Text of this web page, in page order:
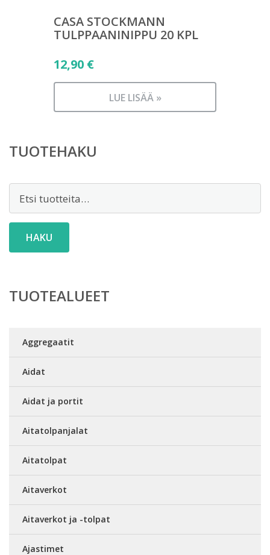
CASA STOCKMANN
TULPPAANINIPPU 20 KPL
12,90 €
LUE LISÄÄ »
TUOTEHAKU
HAKU
TUOTEALUEET
Aggregaatit
Aidat
Aidat ja portit
Aitatolpanjalat
Aitatolpat
Aitaverkot
Aitaverkot ja -tolpat
Ajastimet